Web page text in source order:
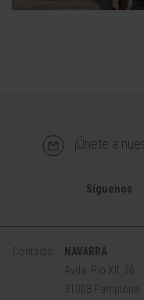
¡Únete a
Síguenos
Contacto
NAVARRA
Avda. Pío XII, 36
31008 Pamplona